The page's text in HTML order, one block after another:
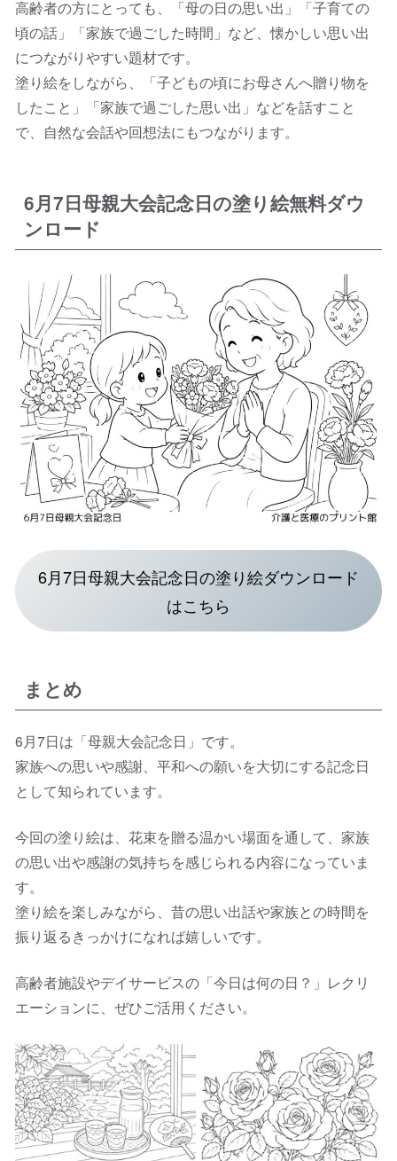
高齢者の方にとっても、「母の日の思い出」「子育ての
頃の話」「家族で過ごした時間」など、懐かしい思い出
につながりやすい題材です。
塗り絵をしながら、「子どもの頃にお母さんへ贈り物を
したこと」「家族で過ごした思い出」などを話すこと
で、自然な会話や回想法にもつながります。
6月7日母親大会記念日の塗り絵無料ダウ
ンロード
6月7日母親大会記念日の塗り絵ダウンロード
はこちら
まとめ
6月7日は「母親大会記念日」です。
家族への思いや感謝、平和への願いを大切にする記念日
として知られています。
今回の塗り絵は、花束を贈る温かい場面を通して、家族
の思い出や感謝の気持ちを感じられる内容になっていま
す。
塗り絵を楽しみながら、昔の思い出話や家族との時間を
振り返るきっかけになれば嬉しいです。
高齢者施設やデイサービスの「今日は何の日？」レクリ
エーションに、ぜひご活用ください。
2026-05-21 2026-05-22